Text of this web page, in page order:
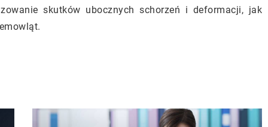
skutków ubocznych schorzeń i deformacji, jak